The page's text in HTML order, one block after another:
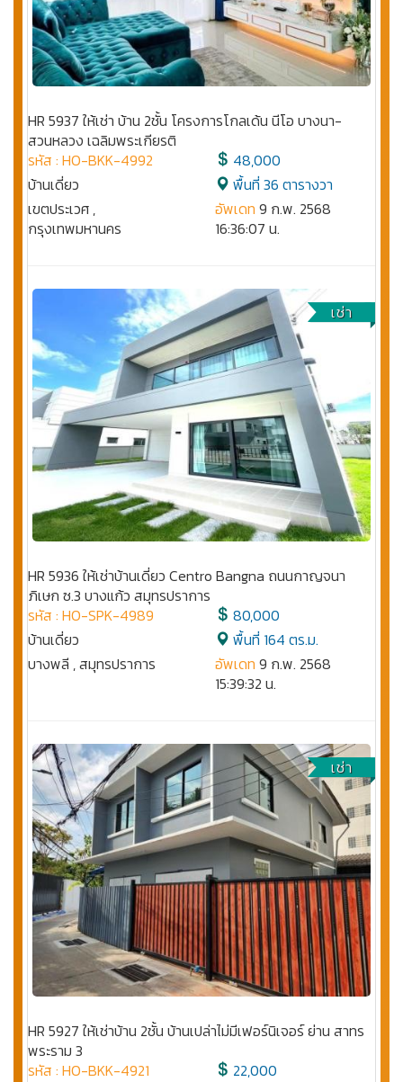
HR 5937 ให้เช่า บ้าน 2ชั้น โครงการโกลเด้น นีโอ บางนา-
สวนหลวง เฉลิมพระเกียรติ
รหัส : HO-BKK-4992
บ้านเดี่ยว
เขตประเวศ ,
กรุงเทพมหานคร
48,000
พื้นที่ 36 ตารางวา
อัพเดท 9 ก.พ. 2568
16:36:07 น.
เช่า
HR 5936 ให้เช่าบ้านเดี่ยว Centro Bangna ถนนกาญจนา
ภิเษก ซ.3 บางแก้ว สมุทรปราการ
รหัส : HO-SPK-4989
บ้านเดี่ยว
บางพลี , สมุทรปราการ
80,000
พื้นที่ 164 ตร.ม.
อัพเดท 9 ก.พ. 2568
15:39:32 น.
เช่า
HR 5927 ให้เช่าบ้าน 2ชั้น บ้านเปล่าไม่มีเฟอร์นิเจอร์ ย่าน สาทร
พระราม 3
รหัส : HO-BKK-4921
22,000